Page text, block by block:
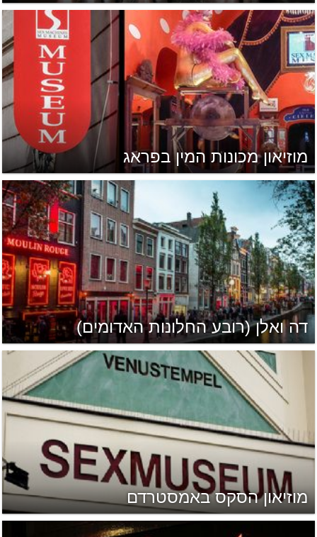
מוזיאון מכונות המין בפראג
דה ואלן (רובע החלונות האדומים)
מוזיאון הסקס באמסטרדם